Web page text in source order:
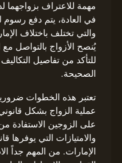
مهمة للاعتراف بزواجهما
في العادة، يتم دفع رسوم
والتي تختلف باختلاف
يُنصح الأزواج بالتواصل مع
للتأكد من تفاصيل
الصحيحة.
تعتبر هذه الخطوات
عملية الزواج بشكل
على الزوجين الاستفادة
والامتيازات التي يوفرها
الإمارات. من المهم جداً